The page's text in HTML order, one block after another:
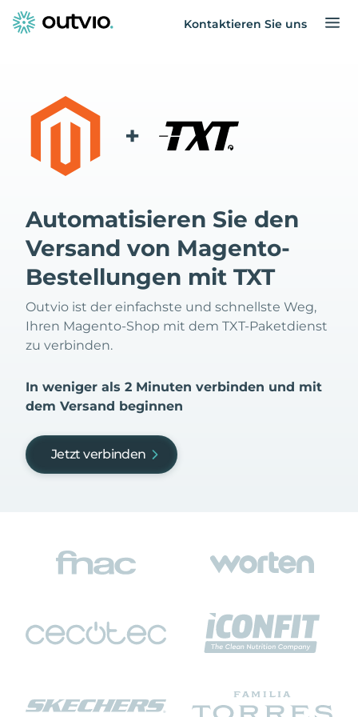
Kontaktieren Sie uns
+
Automatisieren Sie den
Versand von Magento-
Bestellungen mit TXT
Outvio ist der einfachste und schnellste Weg,
Ihren Magento-Shop mit dem TXT-Paketdienst
zu verbinden.
In weniger als 2 Minuten verbinden und mit
dem Versand beginnen
Jetzt verbinden